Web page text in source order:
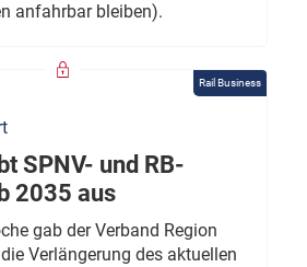
anfahrbar bleiben).
Rail Business
SPNV- und RB-
2035 aus
gab der Verband Region
Verlängerung des aktuellen